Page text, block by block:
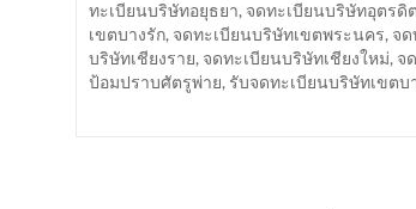
ทะเบียนบริษัทอยุธยา, จดทะเบียนบริษัทอุตรดิ
เขตบางรัก, จดทะเบียนบริษัทเขตพระนคร, จ
บริษัทเชียงราย, จดทะเบียนบริษัทเชียงใหม่, จ
ป้อมปราบศัตรูพ่าย, รับจดทะเบียนบริษัทเขตบ